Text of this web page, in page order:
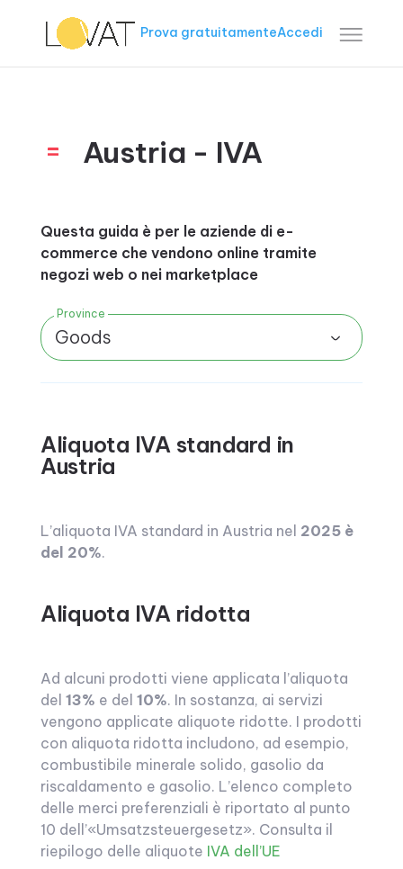
Prova gratuitamenteAccedi
Austria - IVA
Questa guida è per le aziende di e-
commerce che vendono online tramite
negozi web o nei marketplace
Province
Goods
Aliquota IVA standard in
Austria
L’aliquota IVA standard in Austria nel 2025 è
del 20%.
Aliquota IVA ridotta
Ad alcuni prodotti viene applicata l’aliquota
del 13% e del 10%. In sostanza, ai servizi
vengono applicate aliquote ridotte. I prodotti
con aliquota ridotta includono, ad esempio,
combustibile minerale solido, gasolio da
riscaldamento e gasolio. L’elenco completo
delle merci preferenziali è riportato al punto
10 dell’«Umsatzsteuergesetz». Consulta il
riepilogo delle aliquote IVA dell’UE